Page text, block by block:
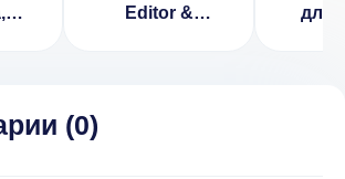
Editor &
для
(0)